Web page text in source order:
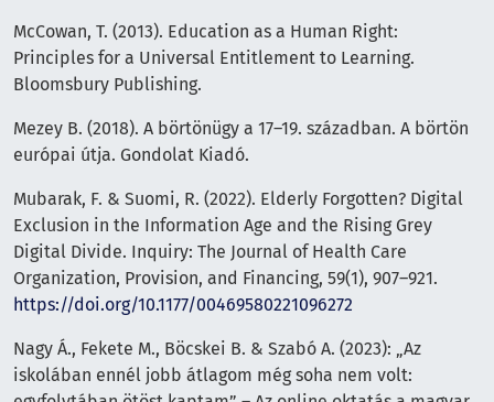
McCowan, T. (2013). Education as a Human Right:
Principles for a Universal Entitlement to Learning.
Bloomsbury Publishing.
Mezey B. (2018). A börtönügy a 17–19. században. A börtön
európai útja. Gondolat Kiadó.
Mubarak, F. & Suomi, R. (2022). Elderly Forgotten? Digital
Exclusion in the Information Age and the Rising Grey
Digital Divide. Inquiry: The Journal of Health Care
Organization, Provision, and Financing, 59(1), 907–921.
https://doi.org/10.1177/00469580221096272
Nagy Á., Fekete M., Böcskei B. & Szabó A. (2023): „Az
iskolában ennél jobb átlagom még soha nem volt: